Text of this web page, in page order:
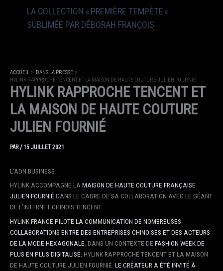
LA COLLECTION « PREMIÈRE TEMPÊTE »
SUBLIMÉE PAR DÉBORAH FRANÇOIS
ACCUEIL
DANS LA PRESSE
HYLINK RAPPROCHE TENCENT ET LA MAISON DE HAUTE COUTURE JULIEN FOURNIÉ
HYLINK RAPPROCHE TENCENT ET
LA MAISON DE HAUTE COUTURE
JULIEN FOURNIÉ
PAR/15 JUILLET 2021
L’ADN BUSINESS
HYLINK ACCOMPAGNE LA MAISON DE HAUTE COUTURE FRANÇAISE
JULIEN FOURNIÉ DANS LE CADRE DE SA COLLABORATION AVEC LE GÉANT
DE L’INTERNET CHINOIS TENCENT.
HYLINK FRANCE PILOTE LA COMMUNICATION DE NOMBREUSES
COLLABORATIONS ENTRE DES ENTREPRISES CHINOISES ET DES ACTEURS
DE LA MODE HEXAGONALE. DANS UN CONTEXTE DE FASHION WEEK DE
PLUS EN PLUS DIGITALISÉ, HYLINK RAPPROCHE TENCENT ET LA MAISON
DE HAUTE COUTURE JULIEN FOURNIÉ. LE CRÉATEUR A ÉTÉ INVITÉ À